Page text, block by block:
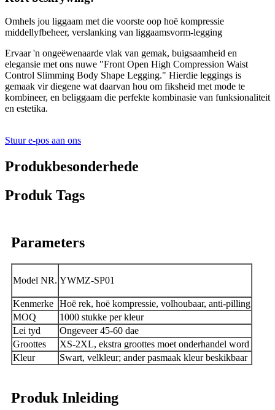
Omhels jou liggaam met die voorste oop hoë kompressie
middellyfbeheer, verslanking van liggaamsvorm-legging
Ervaar 'n ongeëwenaarde vlak van gemak, buigsaamheid en
elegansie met ons nuwe "Front Open High Compression Waist
Control Slimming Body Shape Legging." Hierdie leggings is
gemaak vir diegene wat daarvan hou om fiksheid met mode te
kombineer, en beliggaam die perfekte kombinasie van funksionaliteit
en estetika.
Stuur e-pos aan ons
Produkbesonderhede
Produk Tags
Parameters
Model NR. YWMZ-SP01
Kenmerke Hoë rek, hoë kompressie, volhoubaar, anti-pilling
MOQ
1000 stukke per kleur
Lei tyd
Ongeveer 45-60 dae
Groottes
XS-2XL, ekstra groottes moet onderhandel word
Kleur
Swart, velkleur; ander pasmaak kleur beskikbaar
Produk Inleiding